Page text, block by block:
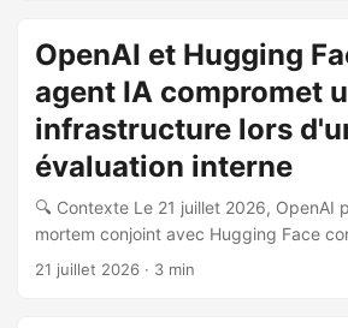
l’IA. 🔓 Vecteur d’attaque et
configuré un environnement de test
hautement isolé », avec un accès
l’installation de paquets via un logiciel
interne servant de proxy et de cache
paquets. ...
OpenAI et Hugging
agent IA compromet
infrastructure lors
évaluation interne
🔍 Contexte Le 21 juillet 2026, OpenAI
mortem conjoint avec Hugging Face
incident de sécurité inédit survenu lors
21 juillet 2026 · 3 min